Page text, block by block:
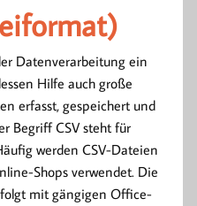
Datenverarbeitung ein
Hilfe auch große
erfasst, gespeichert und
Begriff CSV steht für
werden CSV-Dateien
Shops verwendet. Die
mit gängigen Office-